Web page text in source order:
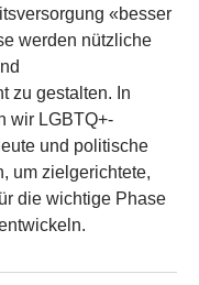
«besser
werden nützliche
zu gestalten. In
wir LGBTQ+-
und politische
um zielgerichtete,
die wichtige Phase